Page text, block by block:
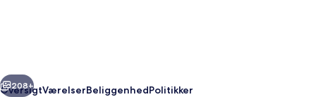
Næste
208+
OversigtVærelserBeliggenhedPolitikker